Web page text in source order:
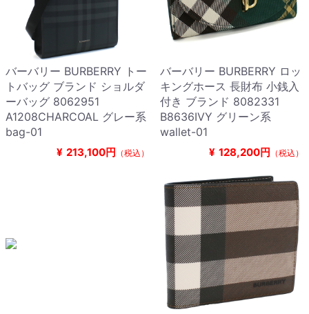
バーバリー BURBERRY トー
トバッグ ブランド ショルダ
ーバッグ 8062951
A1208CHARCOAL グレー系
bag-01
¥ 213,100円 （税込）
バーバリー BURBERRY ロッ
キングホース 長財布 小銭入
付き ブランド 8082331
B8636IVY グリーン系
wallet-01
¥ 128,200円 （税込）